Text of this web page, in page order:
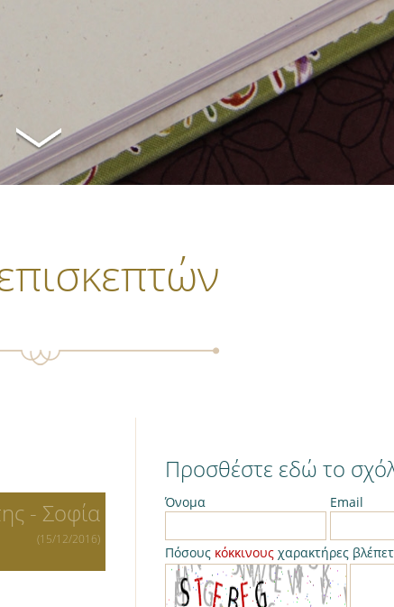
- Σοφία
(15/12/2016)
Προσθέστε εδώ το
Όνομα Email
Πόσους κόκκινουςχαρακτήρες